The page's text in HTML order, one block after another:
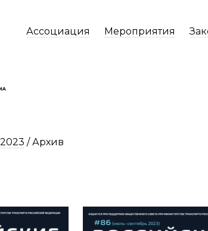
Ассоциация Мероприятия
2023 /Архив